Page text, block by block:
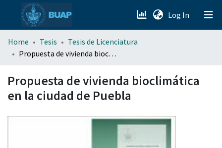
Log In (current)
menu.section.about_menu
Home Tesis
Tesis de Licenciatura
Propuesta de vivienda bioclimática en la ciudad de Puebla
Propuesta de vivienda bioclimática
en la ciudad de Puebla